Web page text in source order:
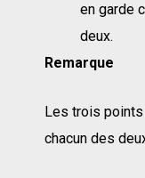
en garde
deux.
Remarque
Les trois
chacun des